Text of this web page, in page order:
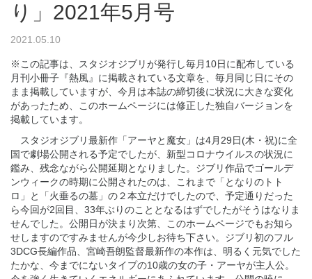
り」2021年5月号
2021.05.10
※この記事は、スタジオジブリが発行し毎月10日に配布している
月刊小冊子『熱風』に掲載されている文章を、毎月同じ日にその
まま掲載していますが、今月は本誌の締切後に状況に大きな変化
があったため、このホームページには修正した独自バージョンを
掲載しています。
スタジオジブリ最新作「アーヤと魔女」は4月29日(木・祝)に全
国で劇場公開される予定でしたが、新型コロナウイルスの状況に
鑑み、残念ながら公開延期となりました。ジブリ作品でゴールデ
ンウィークの時期に公開されたのは、これまで「となりのトト
ロ」と「火垂るの墓」の２本立だけでしたので、予定通りだった
ら今回が2回目、33年ぶりのこととなるはずでしたがそうはなりま
せんでした。公開日が決まり次第、このホームページでもお知ら
せしますのですみませんが今少しお待ち下さい。ジブリ初のフル
3DCG長編作品、宮崎吾朗監督最新作の本作は、明るく元気でした
たかな、今までにないタイプの10歳の女の子・アーヤが主人公。